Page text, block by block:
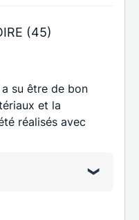
(45)
su être de bon
et la
réalisés avec